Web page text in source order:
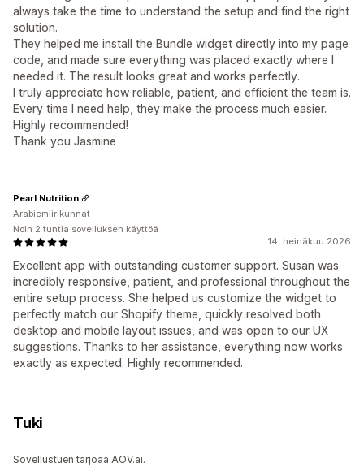
always take the time to understand the setup and find the right
solution.
They helped me install the Bundle widget directly into my page
code, and made sure everything was placed exactly where I
needed it. The result looks great and works perfectly.
I truly appreciate how reliable, patient, and efficient the team is.
Every time I need help, they make the process much easier.
Highly recommended!
Thank you Jasmine
14. heinäkuu 2026
Excellent app with outstanding customer support. Susan was
incredibly responsive, patient, and professional throughout the
entire setup process. She helped us customize the widget to
perfectly match our Shopify theme, quickly resolved both
desktop and mobile layout issues, and was open to our UX
suggestions. Thanks to her assistance, everything now works
exactly as expected. Highly recommended.
Pearl Nutrition
Arabiemiirikunnat
Noin 2 tuntia sovelluksen käyttöä
Tuki
Sovellustuen tarjoaa AOV.ai.